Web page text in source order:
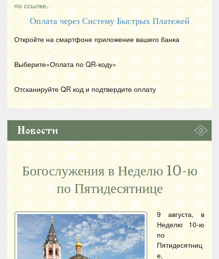
по ссылке.
Оплата через Систему Быстрых Платежей
Откройте на смартфоне приложение вашего банка
Выберите«Оплата по QR-коду»
Отсканируйте QR код и подтвердите оплату
Новости
Богослужения в Неделю 10-ю
по Пятидесятнице
9 августа, в
Неделю 10-ю
по
Пятидесятниц
е,